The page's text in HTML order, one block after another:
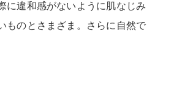
に違和感がないように肌なじみ
ものとさまざま。さらに自然で